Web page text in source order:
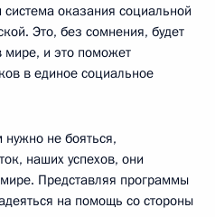
оказания социальной
Это, без сомнения, будет
мире, и это поможет
в единое социальное
не бояться,
наших успехов, они
Представляя программы
на помощь со стороны